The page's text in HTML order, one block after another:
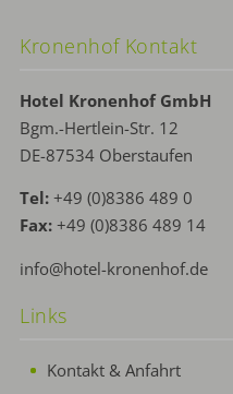
Kronenhof Kontakt
Hotel Kronenhof GmbH
Bgm.-Hertlein-Str. 12
DE-87534 Oberstaufen
Tel: +49 (0)8386 489 0
Fax: +49 (0)8386 489 14
info@hotel-kronenhof.de
Links
Kontakt & Anfahrt